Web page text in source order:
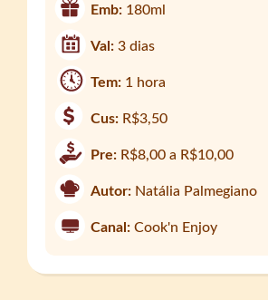
Emb: 180ml
Val:3 dias
Tem: 1 hora
Cus: R$3,50
Pre: R$8,00 a R$10,00
Autor: Natália Palmegiano
Canal: Cook'n Enjoy